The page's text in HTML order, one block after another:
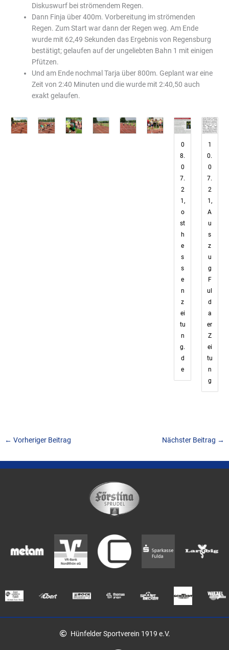
Diskuswurf bei strömendem Regen.
Dann Finja über 400m. Vorbereitung im strömenden
Regen. Zum Start war dann der Regen weg. Am Ende
wurde mit 62,49 Sekunden das Ergebnis von Regensburg
bestätigt; gelaufen auf der ungeliebten Bahn 1 mit einigen
Pfützen.
Und am Ende nochmal Tarja über 800m. Geplant war eine
Zeit von 2:40 Minuten und die wurde mit 2:40,50 auch
exakt gelaufen.
0
8.
0
7.
2
1,
o
st
h
e
s
s
e
n
z
ei
tu
n
g.
d
e
1
0.
0
7.
2
1,
A
u
s
z
u
g
F
ul
d
a
er
Z
ei
tu
n
g
← Vorheriger Beitrag Nächster Beitrag →
Hünfelder Sportverein 1919 e.V.